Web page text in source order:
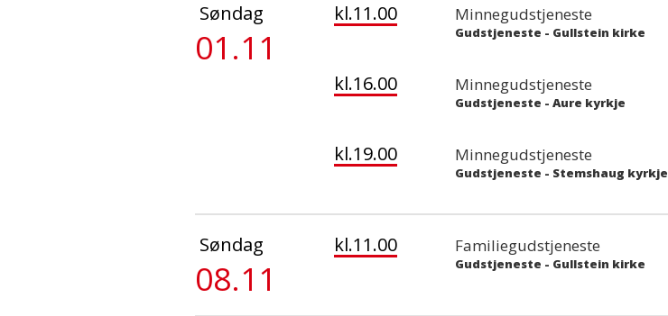
Søndag
01.11
kl.11.00 Minnegudstjeneste
Gudstjeneste - Gullstein kirke
kl.16.00 Minnegudstjeneste
Gudstjeneste - Aure kyrkje
kl.19.00 Minnegudstjeneste
Gudstjeneste - Stemshaug kyrkje
Søndag
08.11
kl.11.00 Familiegudstjeneste
Gudstjeneste - Gullstein kirke